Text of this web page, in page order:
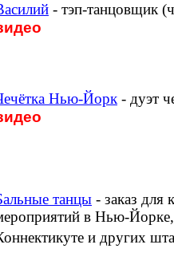
- тэп-танцовщик
Нью-Йорк- дуэт
танцы - заказ для
в Нью-
и других